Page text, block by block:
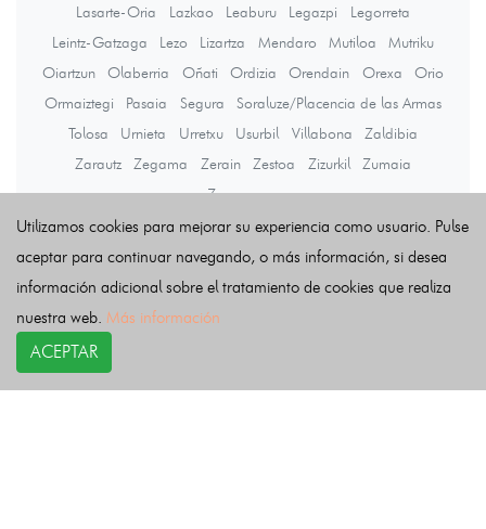
Lasarte-Oria
Lazkao Leaburu Legazpi
Legorreta
Leintz-Gatzaga
Lezo Lizartza Mendaro Mutiloa
Mutriku
Oiartzun
Olaberria Oñati Ordizia Orendain Orexa
Orio
Ormaiztegi
Pasaia Segura
Soraluze/Placencia de las Armas
Tolosa
Urnieta Urretxu Usurbil Villabona
Zaldibia
Zarautz
Zegama Zerain Zestoa Zizurkil
Zumaia
Zumarraga
Últimas noticias
Utilizamos cookies para mejorar su experiencia como usuario. Pulse
aceptar para continuar navegando, o más información, si desea
información adicional sobre el tratamiento de cookies que realiza
nuestra web. Más información
ACEPTAR